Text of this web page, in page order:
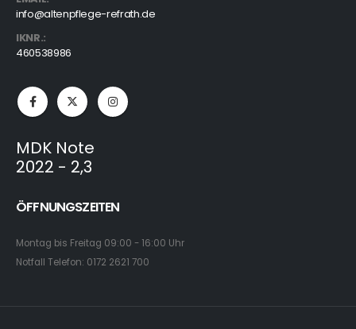
info@altenpflege-refrath.de
IKNR.:
460538986
MDK Note
2022 - 2,3
ÖFFNUNGSZEITEN
Montag bis Freitag 09:00 - 16:00 Uhr
Notfall Telefon: 0172 2621 700